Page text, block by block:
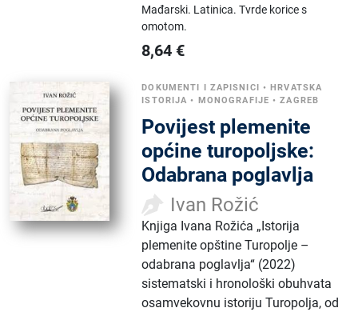
Mađarski. Latinica.Tvrde korice s
omotom.
8,64 €
DOKUMENTI I ZAPISNICI •HRVATSKA
ISTORIJA • MONOGRAFIJE •ZAGREB
Povijest plemenite
općine turopoljske:
Odabrana poglavlja
Ivan Rožić
Knjiga Ivana Rožića „Istorija
plemenite opštine Turopolje –
odabrana poglavlja“ (2022)
sistematski i hronološki obuhvata
osamvekovnu istoriju Turopolja, od